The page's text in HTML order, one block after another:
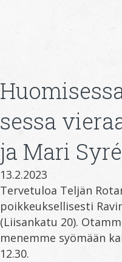
sessa
ja Mari
13.2.2023
Tervetuloa Teljän
poikkeuksellisesti
(Liisankatu 20).
menemme syömään
12.30.